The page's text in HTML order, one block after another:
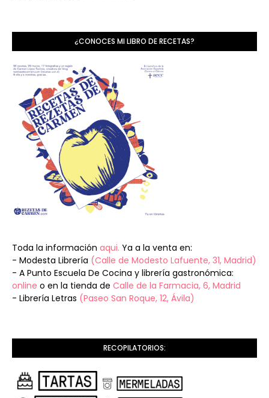
¿CONOCES MI LIBRO DE RECETAS?
Toda la información aqui. Ya a la venta en:
- Modesta Librería (Calle de Modesto Lafuente, 31, Madrid)
- A Punto Escuela De Cocina y librería gastronómica:
online o en la tienda de Calle de la Farmacia, 6, Madrid
- Librería Letras (Paseo San Roque, 12, Ávila)
RECOPILATORIOS: